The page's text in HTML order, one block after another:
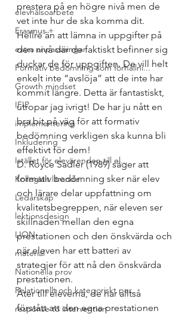
elevhälsoarbete
Erasmus +
extra anpassningar
Formativ bedömning som förhållni...
Growth mindset
IFIP
implementering
Inkludering
Istället för elevärenden till el...
Kollegialt lärande
Ledarskap
lektionsdesign
LION
material
Nationella prov
Relationellt och kategoriskt per...
response to intervention
prestera på en högre nivå men de
vet inte hur de ska komma dit.
Hellre än att lämna in uppgifter på
den nivå där de faktiskt befinner sig
duckar de för uppgiften. De vill helt
enkelt inte “avslöja” att de inte har
kommit längre. Detta är fantastiskt,
utropar jag ivrigt! De har ju nått en
bra bit på väg för att formativ
bedömning verkligen ska kunna bli
effektivt för dem!
D. Royce Sadler (1989) säger att
formativ bedömning sker när elev
och lärare delar uppfattning om
kvalitetsbegreppen, när eleven ser
skillnaden mellan den egna
prestationen och den önskvärda och
när eleven har ett batteri av
strategier för att nå den önskvärda
prestationen.
Åter till eleverna, de har alltså
förstått att den egna prestationen